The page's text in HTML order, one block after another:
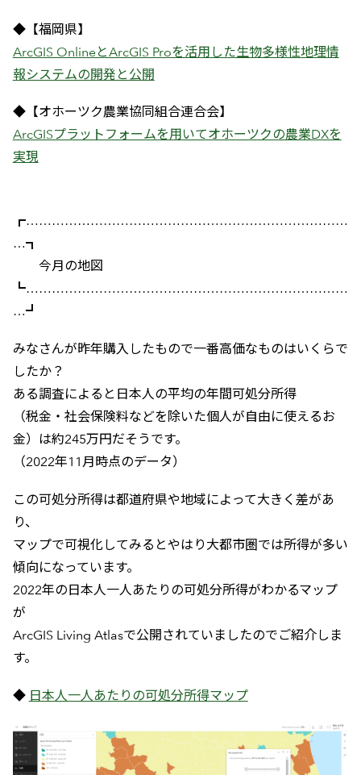
◆【福岡県】
ArcGIS OnlineとArcGIS Proを活用した生物多様性地理情
報システムの開発と公開
◆【オホーツク農業協同組合連合会】
ArcGISプラットフォームを用いてオホーツクの農業DXを
実現
┏…………………………………………………………………
…┓
今月の地図
┗…………………………………………………………………
…┛
みなさんが昨年購入したもので一番高価なものはいくらで
したか？
ある調査によると日本人の平均の年間可処分所得
（税金・社会保険料などを除いた個人が自由に使えるお
金）は約245万円だそうです。
（2022年11月時点のデータ）
この可処分所得は都道府県や地域によって大きく差があ
り、
マップで可視化してみるとやはり大都市圏では所得が多い
傾向になっています。
2022年の日本人一人あたりの可処分所得がわかるマップ
が
ArcGIS Living Atlasで公開されていましたのでご紹介しま
す。
◆ 日本人一人あたりの可処分所得マップ